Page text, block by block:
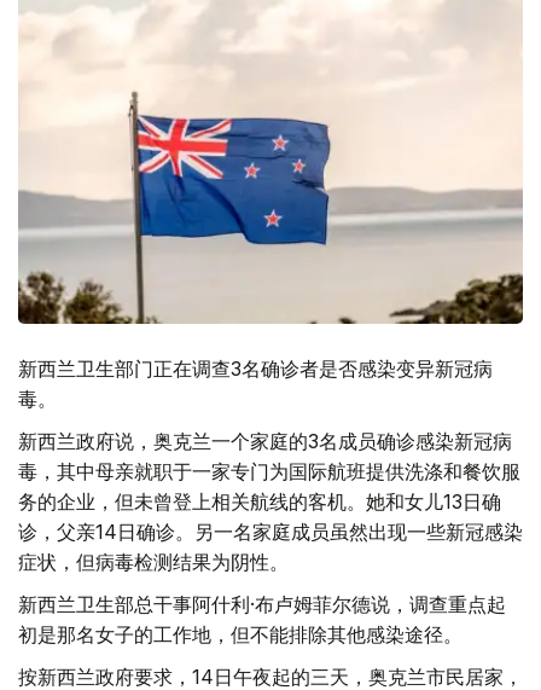
新西兰卫生部门正在调查3名确诊者是否感染变异新冠病
毒。
新西兰政府说，奥克兰一个家庭的3名成员确诊感染新冠病
毒，其中母亲就职于一家专门为国际航班提供洗涤和餐饮服
务的企业，但未曾登上相关航线的客机。她和女儿13日确
诊，父亲14日确诊。另一名家庭成员虽然出现一些新冠感染
症状，但病毒检测结果为阴性。
新西兰卫生部总干事阿什利·布卢姆菲尔德说，调查重点起
初是那名女子的工作地，但不能排除其他感染途径。
按新西兰政府要求，14日午夜起的三天，奥克兰市民居家，